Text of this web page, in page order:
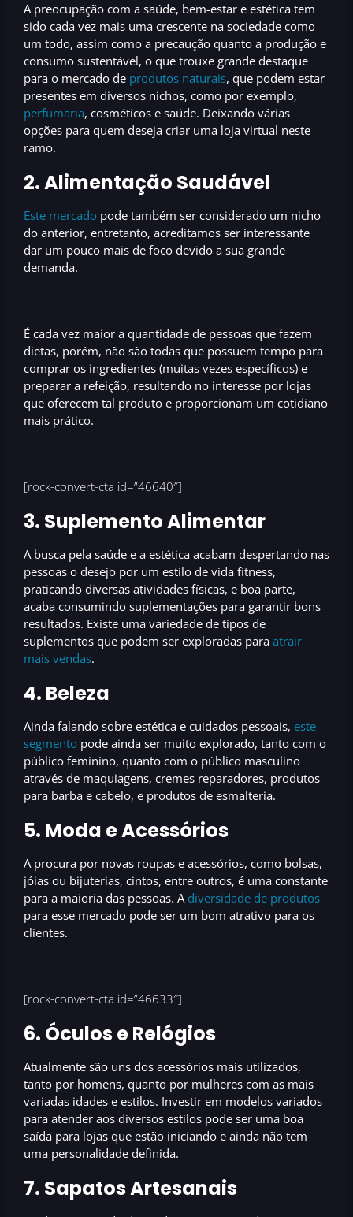
A preocupação com a saúde, bem-estar e estética tem
sido cada vez mais uma crescente na sociedade como
um todo, assim como a precaução quanto a produção e
consumo sustentável, o que trouxe grande destaque
para o mercado de produtos naturais, que podem estar
presentes em diversos nichos, como por exemplo,
perfumaria, cosméticos e saúde. Deixando várias
opções para quem deseja criar uma loja virtual neste
ramo.
2. Alimentação Saudável
Este mercado pode também ser considerado um nicho
do anterior, entretanto, acreditamos ser interessante
dar um pouco mais de foco devido a sua grande
demanda.
É cada vez maior a quantidade de pessoas que fazem
dietas, porém, não são todas que possuem tempo para
comprar os ingredientes (muitas vezes específicos) e
preparar a refeição, resultando no interesse por lojas
que oferecem tal produto e proporcionam um cotidiano
mais prático.
[rock-convert-cta id=”46640″]
3. Suplemento Alimentar
A busca pela saúde e a estética acabam despertando nas
pessoas o desejo por um estilo de vida fitness,
praticando diversas atividades físicas, e boa parte,
acaba consumindo suplementações para garantir bons
resultados. Existe uma variedade de tipos de
suplementos que podem ser exploradas para atrair
mais vendas.
4. Beleza
Ainda falando sobre estética e cuidados pessoais, este
segmento pode ainda ser muito explorado, tanto com o
público feminino, quanto com o público masculino
através de maquiagens, cremes reparadores, produtos
para barba e cabelo, e produtos de esmalteria.
5. Moda e Acessórios
A procura por novas roupas e acessórios, como bolsas,
jóias ou bijuterias, cintos, entre outros, é uma constante
para a maioria das pessoas. A diversidade de produtos
para esse mercado pode ser um bom atrativo para os
clientes.
[rock-convert-cta id=”46633″]
6. Óculos e Relógios
Atualmente são uns dos acessórios mais utilizados,
tanto por homens, quanto por mulheres com as mais
variadas idades e estilos. Investir em modelos variados
para atender aos diversos estilos pode ser uma boa
saída para lojas que estão iniciando e ainda não tem
uma personalidade definida.
7. Sapatos Artesanais